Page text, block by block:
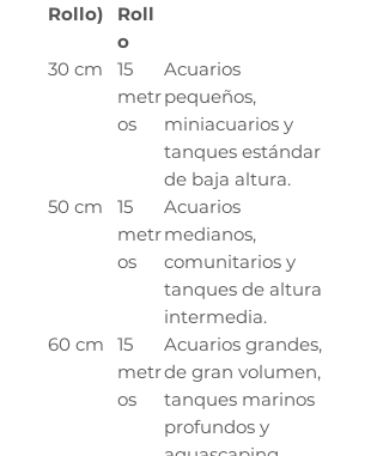
Rollo)
Roll
o
30 cm
15
metr
os
Acuarios
pequeños,
miniacuarios y
tanques estándar
de baja altura.
50 cm
15
metr
os
Acuarios
medianos,
comunitarios y
tanques de altura
intermedia.
60 cm
15
metr
os
Acuarios grandes,
de gran volumen,
tanques marinos
profundos y